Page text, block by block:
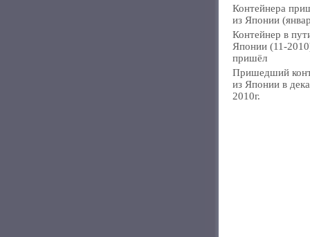
Контейнера
из Японии
Контейнер в
Японии (11-
пришёл
Пришедший
из Японии в
2010г.